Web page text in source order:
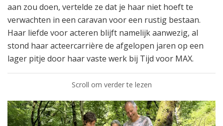
aan zou doen, vertelde ze dat je haar niet hoeft te
verwachten in een caravan voor een rustig bestaan.
Haar liefde voor acteren blijft namelijk aanwezig, al
stond haar acteercarrière de afgelopen jaren op een
lager pitje door haar vaste werk bij Tijd voor MAX.
Scroll om verder te lezen